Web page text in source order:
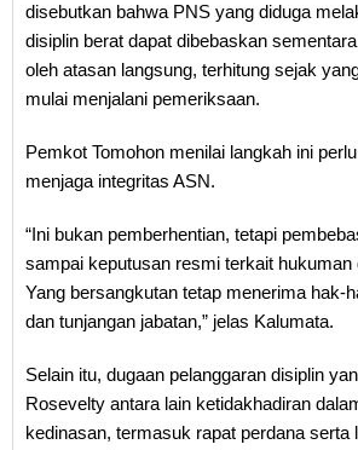
disebutkan bahwa PNS yang diduga
disiplin berat dapat dibebaskan
oleh atasan langsung, terhitung sejak
mulai menjalani pemeriksaan.
Pemkot Tomohon menilai langkah ini
menjaga integritas ASN.
“Ini bukan pemberhentian, tetapi
sampai keputusan resmi terkait hukuman
Yang bersangkutan tetap menerima hak-
dan tunjangan jabatan,” jelas Kalumata.
Selain itu, dugaan pelanggaran disiplin
Rosevelty antara lain ketidakhadiran
kedinasan, termasuk rapat perdana serta